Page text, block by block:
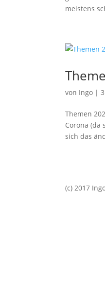
meistens
von Ingo |
Themen
Corona (da
sich das
(c) 2017